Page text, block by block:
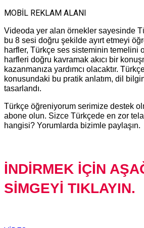
MOBİL REKLAM ALANI
Videoda yer alan örnekler sayesinde
bu 8 sesi doğru şekilde ayırt etmeyi
harfler, Türkçe ses sisteminin temelini
harfleri doğru kavramak akıcı bir
kazanmanıza yardımcı olacaktır.
konusundaki bu pratik anlatım, dil
tasarlandı.
Türkçe öğreniyorum serimize destek
abone olun. Sizce Türkçede en zor
hangisi? Yorumlarda bizimle paylaşın.
İNDİRMEK İÇİN
SİMGEYİ TIKLAYIN.